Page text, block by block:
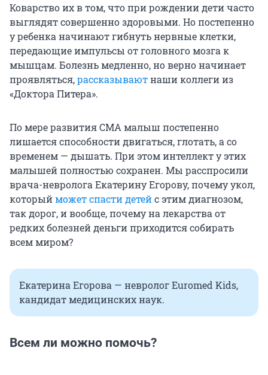
Коварство их в том, что при рождении дети часто
выглядят совершенно здоровыми. Но постепенно
у ребенка начинают гибнуть нервные клетки,
передающие импульсы от головного мозга к
мышцам. Болезнь медленно, но верно начинает
проявляться,рассказываютнаши коллеги из
«Доктора Питера».
По мере развития СМА малыш постепенно
лишается способности двигаться, глотать, а со
временем — дышать. При этом интеллект у этих
малышей полностью сохранен. Мы расспросили
врача-невролога Екатерину Егорову, почему укол,
которыйможет спасти детейс этим диагнозом,
так дорог, и вообще, почему на лекарства от
редких болезней деньги приходится собирать
всем миром?
Екатерина Егорова — невролог Euromed Kids,
кандидат медицинских наук.
Всем ли можно помочь?